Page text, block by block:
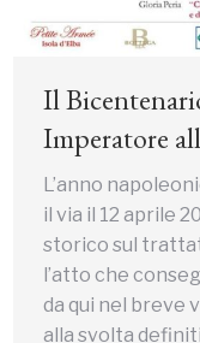
Il
Imperatore
L’anno
il via il 12 aprile
storico sul
l’atto che
da qui nel breve
alla svolta